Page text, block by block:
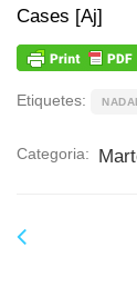
Cases [Aj]
Etiquetes: NADAL
Categoria: